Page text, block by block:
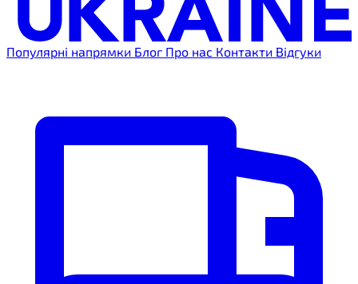
Популярні напрямки Блог Про нас Контакти Відгуки